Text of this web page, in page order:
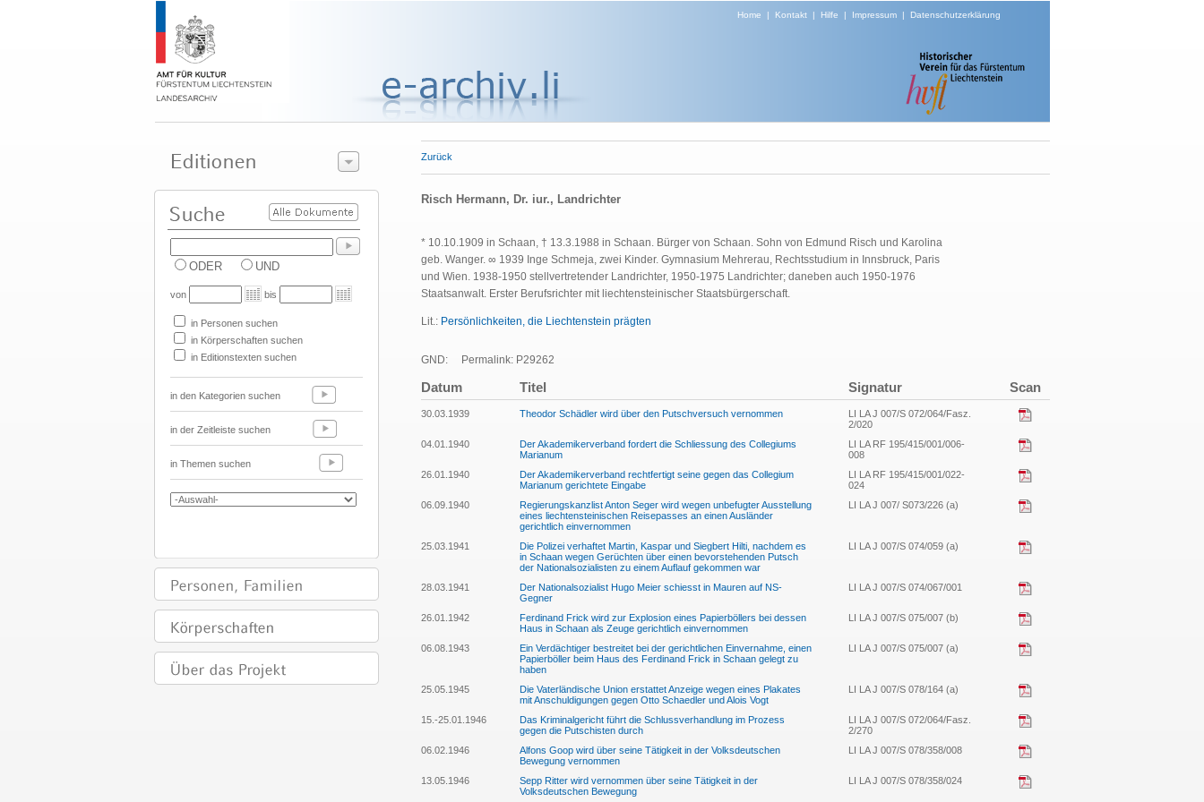
Home | Kontakt| Hilfe | Impressum| Datenschutzerklärung
ODER UND
von bis
in Personen suchen
in Körperschaften suchen
in Editionstexten suchen
in den Kategorien suchen
in der Zeitleiste suchen
in Themen suchen
Zurück
Risch Hermann, Dr. iur., Landrichter
* 10.10.1909 in Schaan, † 13.3.1988 in Schaan. Bürger von Schaan. Sohn von Edmund Risch und Karolina
geb. Wanger. ∞ 1939 Inge Schmeja, zwei Kinder. Gymnasium Mehrerau, Rechtsstudium in Innsbruck, Paris
und Wien. 1938-1950 stellvertretender Landrichter, 1950-1975 Landrichter; daneben auch 1950-1976
Staatsanwalt. Erster Berufsrichter mit liechtensteinischer Staatsbürgerschaft.
Lit.: Persönlichkeiten, die Liechtenstein prägten
GND: Permalink: P29262
Datum Titel Signatur Scan
30.03.1939 Theodor Schädler wird über den Putschversuch vernommen
LI LA J 007/S 072/064/Fasz.
2/020
04.01.1940
Der Akademikerverband fordert die Schliessung des Collegiums
Marianum
LI LA RF 195/415/001/006-
008
26.01.1940
Der Akademikerverband rechtfertigt seine gegen das Collegium
Marianum gerichtete Eingabe
LI LA RF 195/415/001/022-
024
06.09.1940
Regierungskanzlist Anton Seger wird wegen unbefugter Ausstellung
eines liechtensteinischen Reisepasses an einen Ausländer
gerichtlich einvernommen
LI LA J 007/ S073/226 (a)
25.03.1941
Die Polizei verhaftet Martin, Kaspar und Siegbert Hilti, nachdem es
in Schaan wegen Gerüchten über einen bevorstehenden Putsch
der Nationalsozialisten zu einem Auflauf gekommen war
LI LA J 007/S 074/059 (a)
28.03.1941
Der Nationalsozialist Hugo Meier schiesst in Mauren auf NS-
Gegner
LI LA J 007/S 074/067/001
26.01.1942
Ferdinand Frick wird zur Explosion eines Papierböllers bei dessen
Haus in Schaan als Zeuge gerichtlich einvernommen
LI LA J 007/S 075/007 (b)
06.08.1943
Ein Verdächtiger bestreitet bei der gerichtlichen Einvernahme, einen
Papierböller beim Haus des Ferdinand Frick in Schaan gelegt zu
haben
LI LA J 007/S 075/007 (a)
25.05.1945
Die Vaterländische Union erstattet Anzeige wegen eines Plakates
mit Anschuldigungen gegen Otto Schaedler und Alois Vogt
LI LA J 007/S 078/164 (a)
15.-25.01.1946
Das Kriminalgericht führt die Schlussverhandlung im Prozess
gegen die Putschisten durch
LI LA J 007/S 072/064/Fasz.
2/270
06.02.1946
Alfons Goop wird über seine Tätigkeit in der Volksdeutschen
Bewegung vernommen
LI LA J 007/S 078/358/008
13.05.1946
Sepp Ritter wird vernommen über seine Tätigkeit in der
Volksdeutschen Bewegung
LI LA J 007/S 078/358/024